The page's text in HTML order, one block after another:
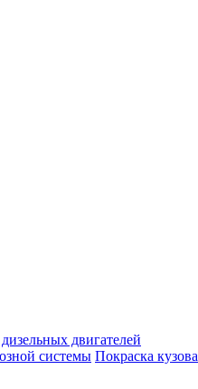
двигателей
системы Покраска кузова